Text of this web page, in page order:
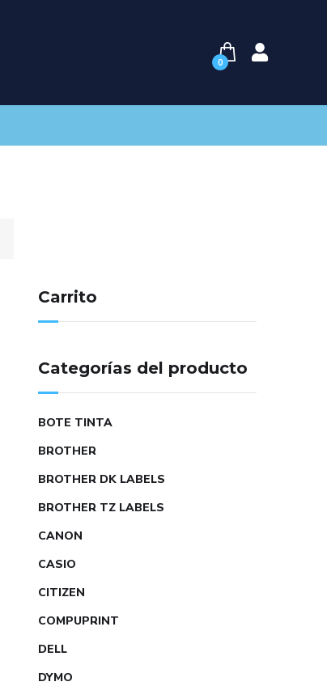
0
Carrito
Categorías del producto
BOTE TINTA
BROTHER
BROTHER DK LABELS
BROTHER TZ LABELS
CANON
CASIO
CITIZEN
COMPUPRINT
DELL
DYMO